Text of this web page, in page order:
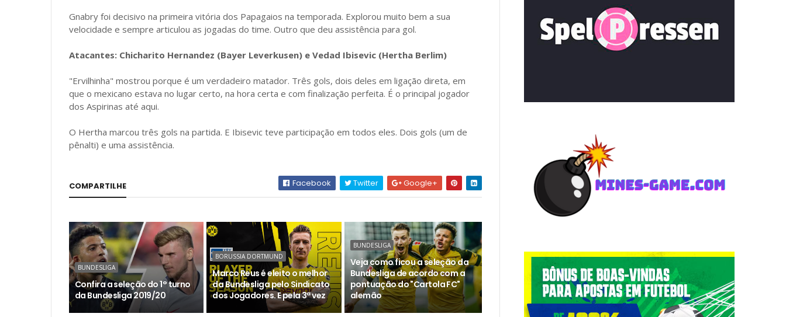
Gnabry foi decisivo na primeira vitória dos Papagaios na temporada. Explorou muito bem a sua
velocidade e sempre articulou as jogadas do time. Outro que deu assistência para gol.
Atacantes: Chicharito Hernandez (Bayer Leverkusen) e Vedad Ibisevic (Hertha Berlim)
"Ervilhinha" mostrou porque é um verdadeiro matador. Três gols, dois deles em ligação direta, em
que o mexicano estava no lugar certo, na hora certa e com finalização perfeita. É o principal jogador
dos Aspirinas até aqui.
O Hertha marcou três gols na partida. E Ibisevic teve participação em todos eles. Dois gols (um de
pênalti) e uma assistência.
COMPARTILHE Facebook Twitter Google+
BUNDESLIGA
Confira a seleção do 1° turno
da Bundesliga 2019/20
BORUSSIA DORTMUND
Marco Reus é eleito o melhor
da Bundesliga pelo Sindicato
dos Jogadores. E pela 3ª vez
BUNDESLIGA
Veja como ficou a seleção da
Bundesliga de acordo com a
pontuação do "Cartola FC"
alemão